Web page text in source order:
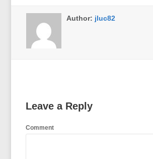
Author: jluc82
Leave a Reply
Comment